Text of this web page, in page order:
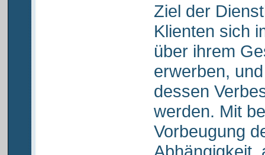
Ziel der
Klienten sich
über ihrem
erwerben,
dessen
werden. Mit
Vorbeugung
Abhängigkeit,